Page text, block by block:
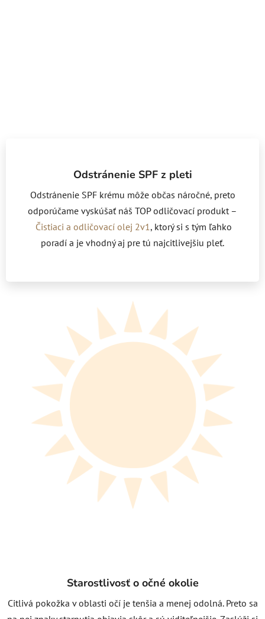
Odstránenie SPF z pleti
Odstránenie SPF krému môže občas náročné, preto
odporúčame vyskúšať náš TOP odličovací produkt –
Čistiaci a odličovací olej 2v1 , ktorý si s tým ľahko
poradí a je vhodný aj pre tú najcitlivejšiu pleť.
Starostlivosť o očné okolie
Citlivá pokožka v oblasti očí je tenšia a menej odolná. Preto sa